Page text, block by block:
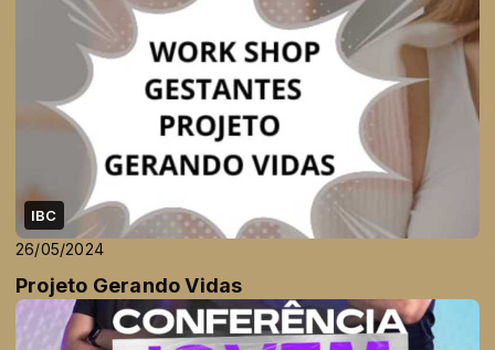
IBC
26/05/2024
Projeto Gerando Vidas